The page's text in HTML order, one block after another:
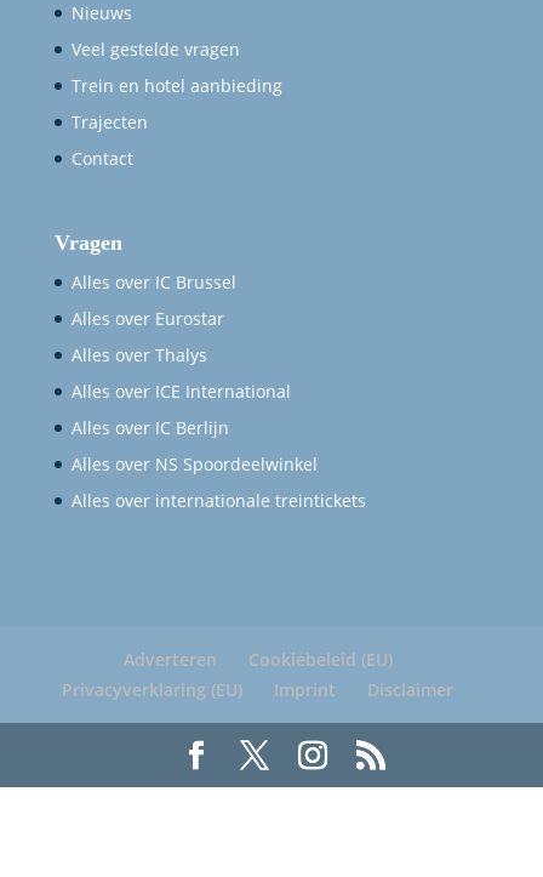
Nieuws
Veel gestelde vragen
Trein en hotel aanbieding
Trajecten
Contact
Vragen
Alles over IC Brussel
Alles over Eurostar
Alles over Thalys
Alles over ICE International
Alles over IC Berlijn
Alles over NS Spoordeelwinkel
Alles over internationale treintickets
Adverteren
Cookiebeleid (EU)
Privacyverklaring (EU)
Imprint Disclaimer